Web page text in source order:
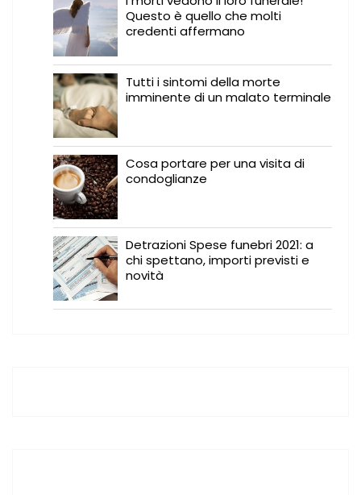
Questo è quello che molti
credenti affermano
Tutti i sintomi della morte
imminente di un malato terminale
Cosa portare per una visita di
condoglianze
Detrazioni Spese funebri 2021: a
chi spettano, importi previsti e
novità